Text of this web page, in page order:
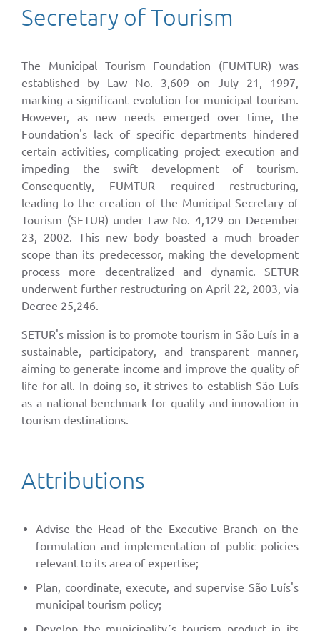
Secretary of Tourism
The Municipal Tourism Foundation (FUMTUR) was
established by Law No. 3,609 on July 21, 1997,
marking a significant evolution for municipal tourism.
However, as new needs emerged over time, the
Foundation's lack of specific departments hindered
certain activities, complicating project execution and
impeding the swift development of tourism.
Consequently, FUMTUR required restructuring,
leading to the creation of the Municipal Secretary of
Tourism (SETUR) under Law No. 4,129 on December
23, 2002. This new body boasted a much broader
scope than its predecessor, making the development
process more decentralized and dynamic. SETUR
underwent further restructuring on April 22, 2003, via
Decree 25,246.
SETUR's mission is to promote tourism in São Luís in a
sustainable, participatory, and transparent manner,
aiming to generate income and improve the quality of
life for all. In doing so, it strives to establish São Luís
as a national benchmark for quality and innovation in
tourism destinations.
Attributions
Advise the Head of the Executive Branch on the
formulation and implementation of public policies
relevant to its area of expertise;
Plan, coordinate, execute, and supervise São Luís's
municipal tourism policy;